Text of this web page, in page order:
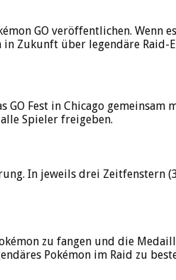
GO veröffentlichen. Wenn
Zukunft über legendäre Raid-
GO Fest in Chicago
Spieler freigeben.
In jeweils drei Zeitfenstern
zu fangen und die
Pokémon im Raid zu